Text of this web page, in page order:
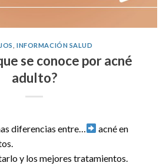
,INFORMACIÓN SALUD
se conoce por acné
adulto?
diferencias entre…
acné en
y los mejores tratamientos.